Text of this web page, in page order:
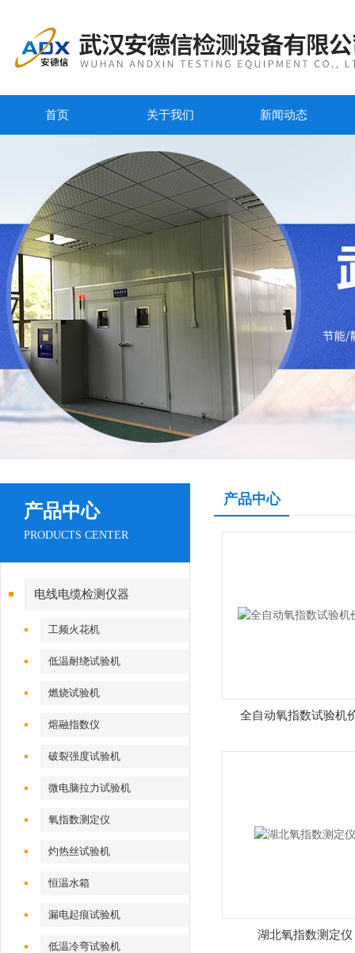
首页 关于我们 新闻动态
产品中心
PRODUCTS CENTER
电线电缆检测仪器
工频火花机
低温耐绕试验机
燃烧试验机
熔融指数仪
破裂强度试验机
微电脑拉力试验机
氧指数测定仪
灼热丝试验机
恒温水箱
漏电起痕试验机
低温冷弯试验机
产品中心
全自动氧指数试验机
湖北氧指数测定仪